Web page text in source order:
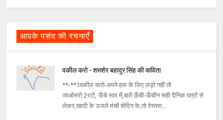
आपके पसंद की रचनाएँ
वकील करो - शमशेर बहादुर सिंह की कविता
**-**1वकील करो-अपने हक के लिए लड़ो.नहीं तो
जाओमरो.2रटो, ऊँचे स्वर में,बातें ऊँची-ऊँचीन सही दैनिक पत्रों से
लेकर,खादी के उजले मंचों सेदिन के,तो रेस्तरा...